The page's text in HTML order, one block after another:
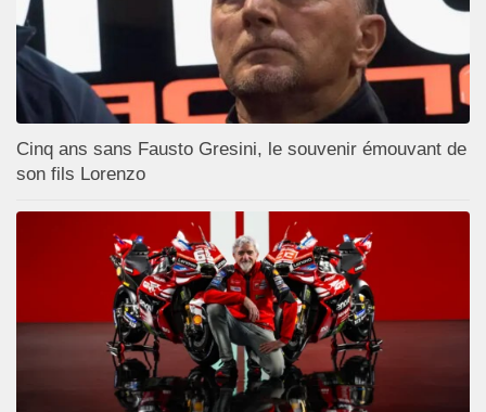
Cinq ans sans Fausto Gresini, le souvenir émouvant de
son fils Lorenzo